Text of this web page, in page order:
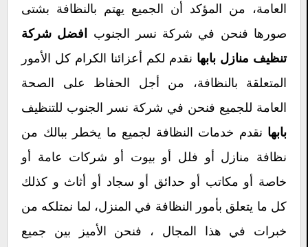
العامة، من المؤكد أن الجميع يهتم بالنظافة بشتى
صورها فنحن في شركة نسر الجنوب
افضل شركة
تنظيف منازل بابها نقدم لكم أعزائنا الكرام كل الأمور
المتعلقة بالنظافة، من أجل الحفاظ على الصحة
العامة للجميع فنحن في شركة نسر الجنوب للتنظيف
بابها نقدم خدمات النظافة لجميع ما يخطر ببالك من
نظافة منازل أو فلل أو بيوت أو شركات عامة أو
خاصة أو مكاتب أو حدائق أو سجاد أو أثاث و كذلك
كل ما يتعلق بأمور النظافة في المنزل، لما نمتلكه من
خبرات في هذا المجال ، فنحن الأميز بين جميع